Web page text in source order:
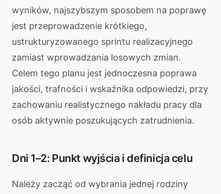
wyników, najszybszym sposobem na poprawę
jest przeprowadzenie krótkiego,
ustrukturyzowanego sprintu realizacyjnego
zamiast wprowadzania losowych zmian.
Celem tego planu jest jednoczesna poprawa
jakości, trafności i wskaźnika odpowiedzi, przy
zachowaniu realistycznego nakładu pracy dla
osób aktywnie poszukujących zatrudnienia.
Dni 1–2: Punkt wyjścia i definicja celu
Należy zacząć od wybrania jednej rodziny